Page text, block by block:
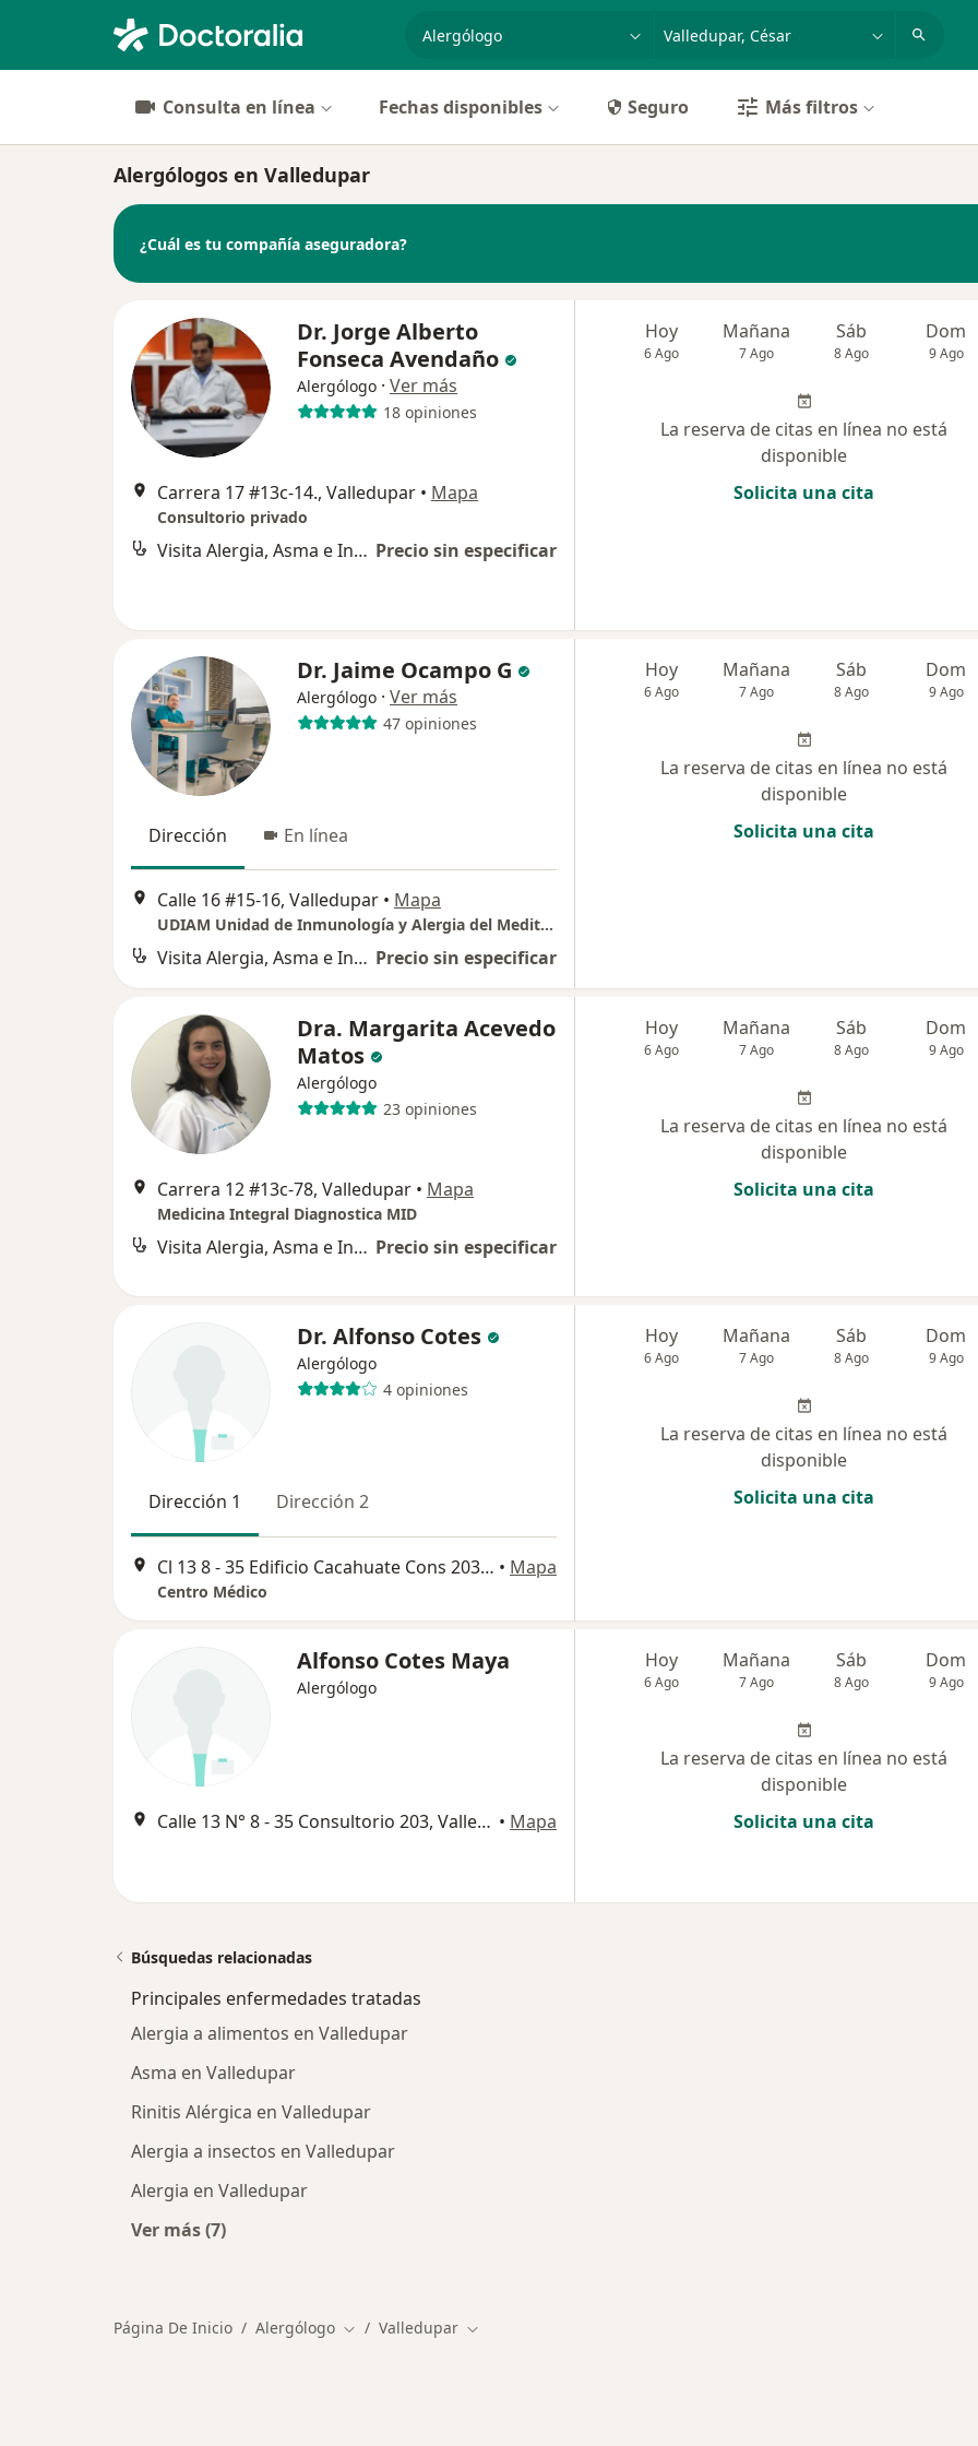
especialidad, enfermedad o nombre
Consulta en línea Fechas disponibles Seguro Más filtros
Alergólogos en Valledupar
¿Cuál es tu compañía aseguradora?
Dr. Jorge Alberto
Fonseca Avendaño
Alergólogo · Ver más
18 opiniones
Carrera 17 #13c-14., Valledupar • Mapa
Consultorio privado
Visita Alergia, Asma e Inmunología Precio sin especificar
Hoy
6 Ago
Mañana
7 Ago
Sáb
8 Ago
Dom
9 Ago
La reserva de citas en línea no está
disponible
Solicita una cita
Dr. Jaime Ocampo G
Alergólogo · Ver más
47 opiniones
Dirección En línea
Calle 16 #15-16, Valledupar • Mapa
UDIAM Unidad de Inmunología y Alergia del Mediterráneo VALLEDUPAR
Visita Alergia, Asma e Inmunología Precio sin especificar
Hoy
6 Ago
Mañana
7 Ago
Sáb
8 Ago
Dom
9 Ago
La reserva de citas en línea no está
disponible
Solicita una cita
Dra. Margarita Acevedo
Matos
Alergólogo
23 opiniones
Carrera 12 #13c-78, Valledupar • Mapa
Medicina Integral Diagnostica MID
Visita Alergia, Asma e Inmunología Precio sin especificar
Hoy
6 Ago
Mañana
7 Ago
Sáb
8 Ago
Dom
9 Ago
La reserva de citas en línea no está
disponible
Solicita una cita
Dr. Alfonso Cotes
Alergólogo
4 opiniones
Dirección 1 Dirección 2
Cl 13 8 - 35 Edificio Cacahuate Cons 203, Valledupar • Mapa
Centro Médico
Hoy
6 Ago
Mañana
7 Ago
Sáb
8 Ago
Dom
9 Ago
La reserva de citas en línea no está
disponible
Solicita una cita
Alfonso Cotes Maya
Alergólogo
Calle 13 N° 8 - 35 Consultorio 203, Valledupar • Mapa
Hoy
6 Ago
Mañana
7 Ago
Sáb
8 Ago
Dom
9 Ago
La reserva de citas en línea no está
disponible
Solicita una cita
Búsquedas relacionadas
Principales enfermedades tratadas
Alergia a alimentos en Valledupar
Asma en Valledupar
Rinitis Alérgica en Valledupar
Alergia a insectos en Valledupar
Alergia en Valledupar
Ver más (7)
Página De Inicio Alergólogo Cambiar de ciudad
Valledupar Cambiar de ciudad